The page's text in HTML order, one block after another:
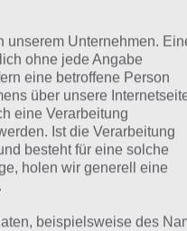
du mit der
und
finden!
bei jedem Spieler
Flugzeug.
unserem Unternehmen.
ohne jede Angabe
eine betroffene Person
über unsere
eine Verarbeitung
Ist die Verarbeitung
besteht für eine solche
holen wir generell eine
beispielsweise des